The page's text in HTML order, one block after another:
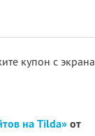
купон с экрана
на Tilda»от